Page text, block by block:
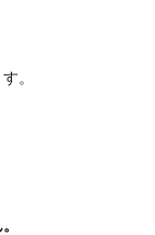
。